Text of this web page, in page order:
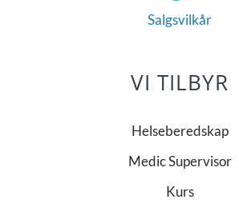
Salgsvilkår
VI TILBYR
Helseberedskap
Medic Supervisor
Kurs